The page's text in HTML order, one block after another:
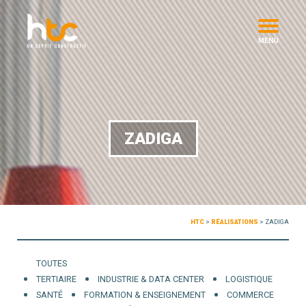
MENU
ZADIGA
HTC > RÉALISATIONS > ZADIGA
TOUTES
TERTIAIRE
INDUSTRIE & DATA CENTER
LOGISTIQUE
SANTÉ
FORMATION & ENSEIGNEMENT
COMMERCE